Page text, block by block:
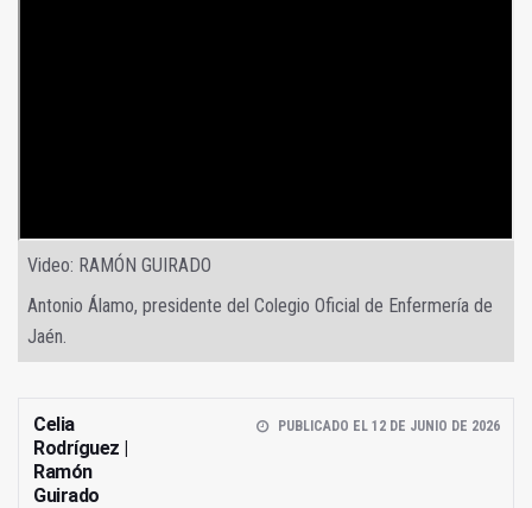
Video: RAMÓN GUIRADO
Antonio Álamo, presidente del Colegio Oficial de Enfermería de
Jaén.
Celia
Rodríguez |
Ramón
Guirado
PUBLICADO EL 12 DE JUNIO DE 2026